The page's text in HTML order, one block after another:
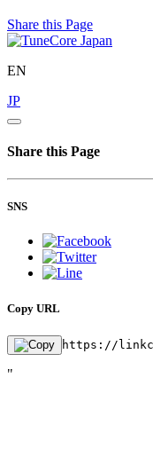
Share this Page
EN
JP
Share this Page
SNS
Copy URL
https://
"